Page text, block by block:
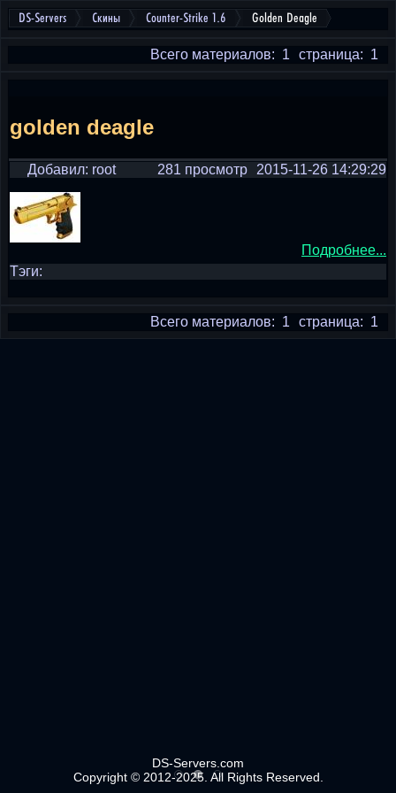
DS-Servers Скины Counter-Strike 1.6 Golden Deagle
страница: 1
Всего материалов: 1
golden deagle
Добавил: root 2015-11-26 14:29:29
281 просмотр
Подробнее...
Тэги:
страница: 1
Всего материалов: 1
DS-Servers.com
Copyright © 2012-2025. All Rights Reserved.